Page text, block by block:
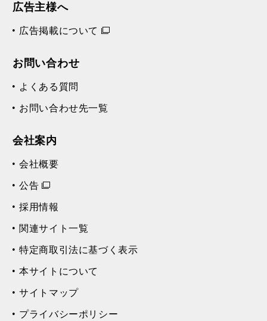
広告主様へ
広告掲載について
お問い合わせ
よくある質問
お問い合わせ先一覧
会社案内
会社概要
公告
採用情報
関連サイト一覧
特定商取引法に基づく表示
本サイトについて
サイトマップ
プライバシーポリシー